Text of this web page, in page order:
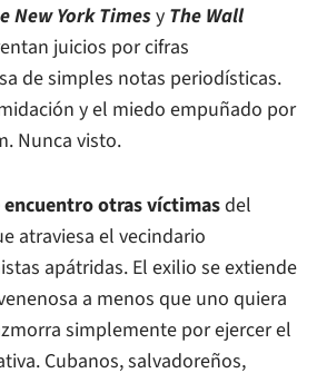
New York Timesy The Wall
juicios por cifras
de simples notas periodísticas.
y el miedo empuñado por
Nunca visto.
otras víctimasdel
atraviesa el vecindario
apátridas. El exilio se extiende
a menos que uno quiera
simplemente por ejercer el
Cubanos, salvadoreños,